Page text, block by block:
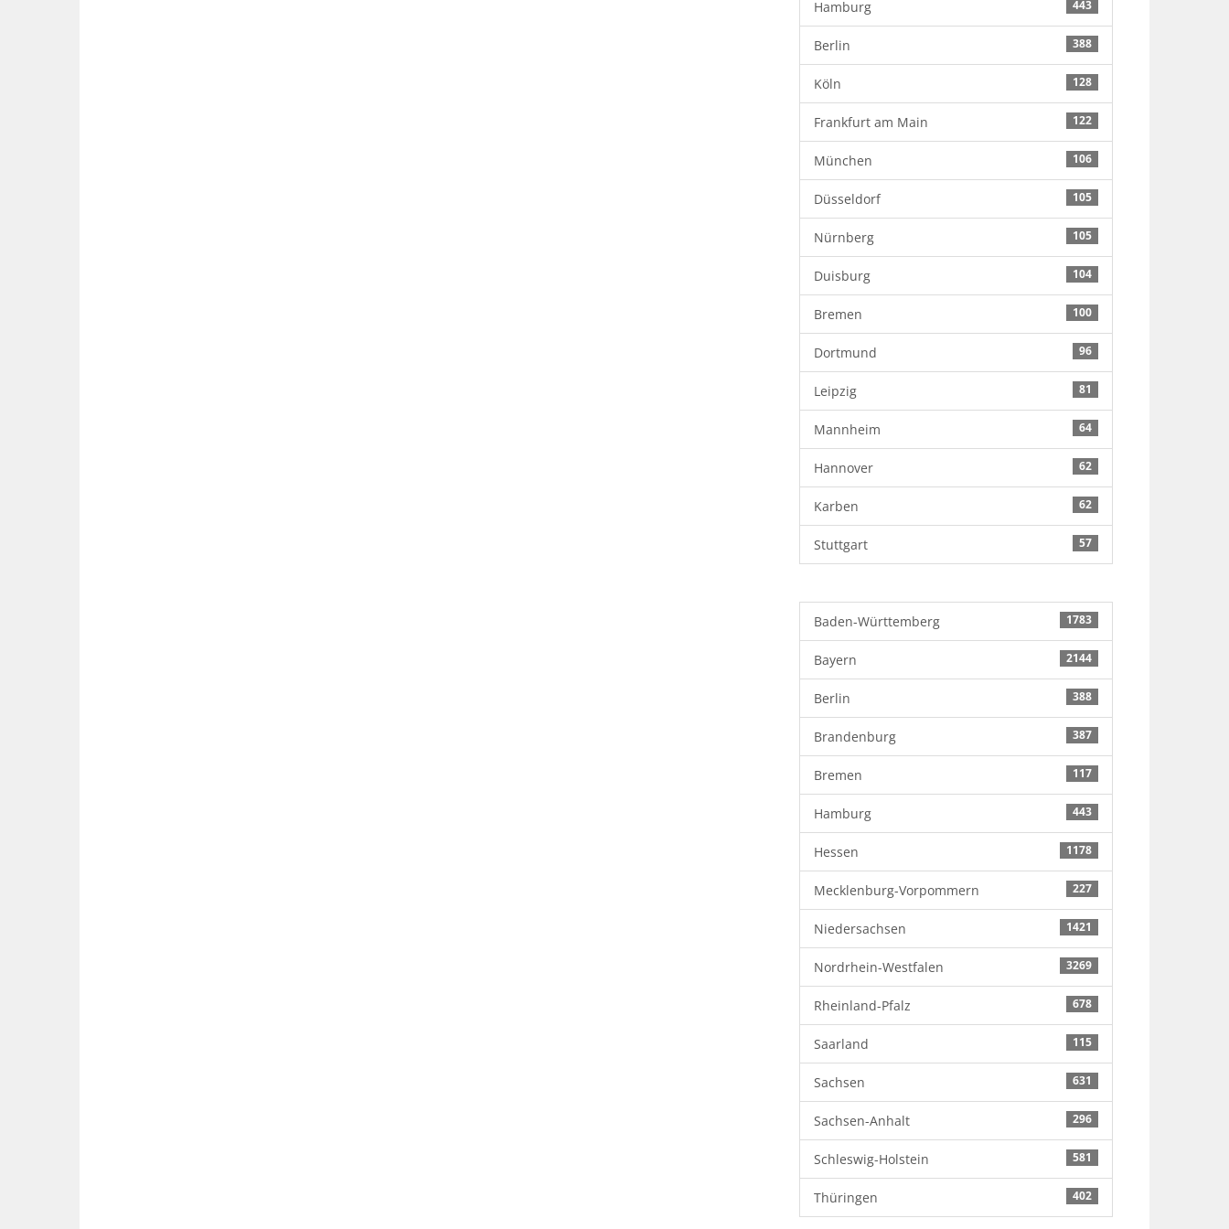
443
Hamburg
388
Berlin
128
Köln
122
Frankfurt am Main
106
München
105
Düsseldorf
105
Nürnberg
104
Duisburg
100
Bremen
96
Dortmund
81
Leipzig
64
Mannheim
62
Hannover
62
Karben
57
Stuttgart
1783
Baden-Württemberg
2144
Bayern
388
Berlin
387
Brandenburg
117
Bremen
443
Hamburg
1178
Hessen
227
Mecklenburg-Vorpommern
1421
Niedersachsen
3269
Nordrhein-Westfalen
678
Rheinland-Pfalz
115
Saarland
631
Sachsen
296
Sachsen-Anhalt
581
Schleswig-Holstein
402
Thüringen